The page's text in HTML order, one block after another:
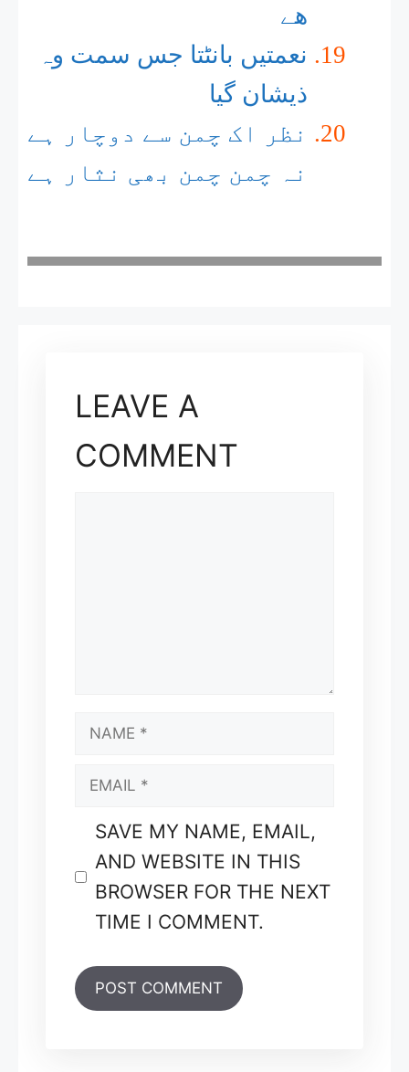
ھے
نعمتیں بانٹتا جس سمت وہ
ذیشان گیا
نظر اک چمن سے دوچار ہے
نہ چمن چمن بھی نثار ہے
LEAVE A
COMMENT
NAME
EMAIL
SAVE MY NAME, EMAIL,
AND WEBSITE IN THIS
BROWSER FOR THE NEXT
TIME I COMMENT.